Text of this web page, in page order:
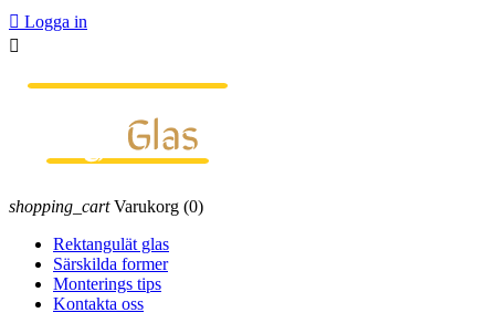
 Logga in

shopping_cart Varukorg (0)
Rektangulät glas
Särskilda former
Monterings tips
Kontakta oss